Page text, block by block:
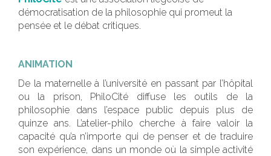
démocratisation de la philosophie qui promeut la
pensée et le débat critiques.
ANIMATION
De la maternelle à l’université en passant par l’hôpital
ou la prison, PhiloCité diffuse les outils de la
philosophie dans l’espace public depuis plus de
quinze ans. L’atelier-philo cherche à faire valoir la
capacité qu’a n’importe qui de penser et de traduire
son expérience, dans un monde où la simple activité